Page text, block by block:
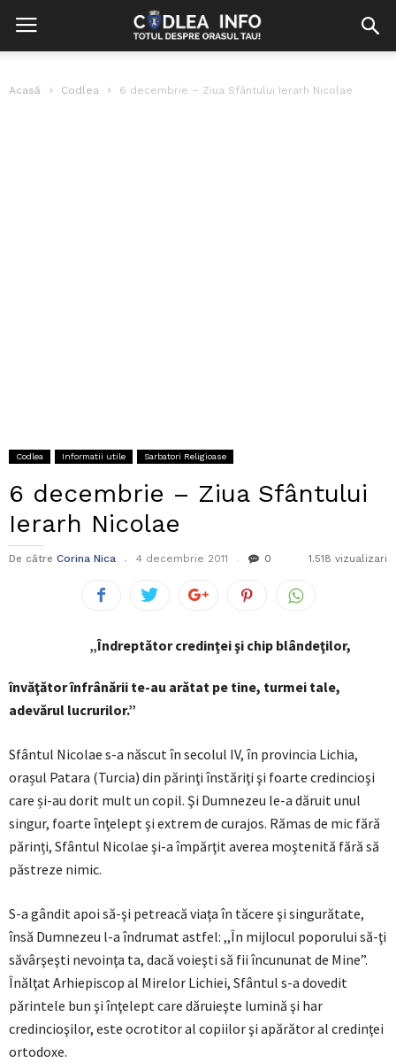
Acasă Codlea 6 decembrie – Ziua Sfântului Ierarh Nicolae
Codlea Informatii utile Sarbatori Religioase
6 decembrie – Ziua Sfântului
Ierarh Nicolae
De către Corina Nica 4 decembrie 2011 0 1.518 vizualizari
„Îndreptător credinţei şi chip blândeţilor,
învăţător înfrânării te-au arătat pe tine, turmei tale,
adevărul lucrurilor.”
Sfântul Nicolae s-a născut în secolul IV, în provincia Lichia,
orașul Patara (Turcia) din părinţi înstăriţi şi foarte credincioşi
care și-au dorit mult un copil. Şi Dumnezeu le-a dăruit unul
singur, foarte înţelept şi extrem de curajos. Rămas de mic fără
părinți, Sfântul Nicolae şi-a împărţit averea moştenită fără să
păstreze nimic.
S-a gândit apoi să-şi petreacă viaţa în tăcere şi singurătate,
însă Dumnezeu l-a îndrumat astfel: ,,În mijlocul poporului să-ţi
săvârşeşti nevoinţa ta, dacă voieşti să fii încununat de Mine”.
Înălţat Arhiepiscop al Mirelor Lichiei, Sfântul s-a dovedit
părintele bun şi înţelept care dăruieşte lumină şi har
credincioşilor, este ocrotitor al copiilor şi apărător al credinţei
ortodoxe.